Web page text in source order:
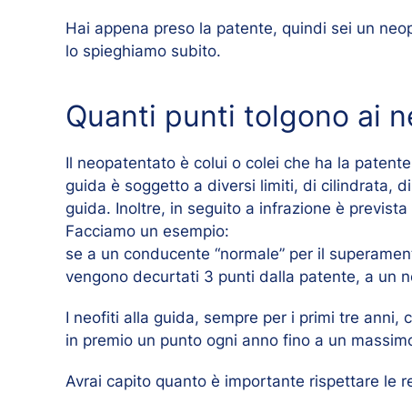
Hai appena preso la patente, quindi sei un
lo spieghiamo subito.
Quanti punti tolgono ai
Il neopatentato è colui o colei che ha la
guida è soggetto a diversi limiti, di cilindrata,
guida. Inoltre, in seguito a infrazione è prevista
Facciamo un esempio:
se a un conducente “normale” per il
vengono decurtati 3 punti dalla patente, a un
I neofiti alla guida, sempre per i primi tre anni,
in premio un punto ogni anno fino a un
Avrai capito quanto è importante rispettare le